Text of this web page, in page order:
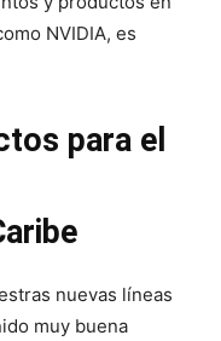
NVIDIA, es
para el
nuevas líneas
muy buena